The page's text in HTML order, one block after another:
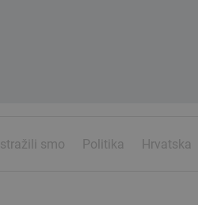
Istražili smo Politika Hrvatska